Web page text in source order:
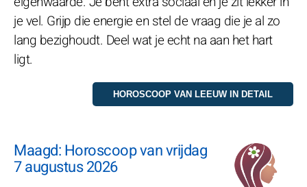
je vel. Grijp die energie en stel de vraag die je al zo
lang bezighoudt. Deel wat je echt na aan het hart
ligt.
Maagd: Horoscoop van vrijdag
7 augustus 2026